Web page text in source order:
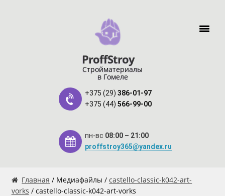
Перейти к содержимому
ProffStroy
Стройматериалы
в Гомеле
+375 (29) 386-01-97
+375 (44) 566-99-00
пн-вс 08:00 – 21:00
proffstroy365@yandex.ru
Главная
Главная / Медиафайлы /castello-classic-k042-art-
vorks / castello-classic-k042-art-vorks